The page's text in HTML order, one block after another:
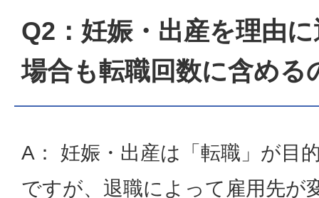
Q2：妊娠・出産を理由
場合も転職回数に含める
A： 妊娠・出産は「転職」が目
ですが、退職によって雇用先が